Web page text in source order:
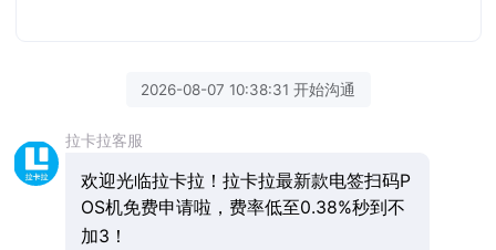
2026-08-07 10:38:31 开始沟通
拉卡拉客服
欢迎光临拉卡拉！拉卡拉最新款电签扫码P
OS机免费申请啦，费率低至0.38%秒到不
加3！